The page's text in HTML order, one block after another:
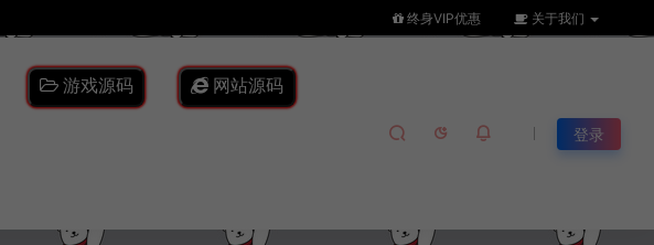
终身VIP优惠 关于我们
游戏源码 网站源码
登录